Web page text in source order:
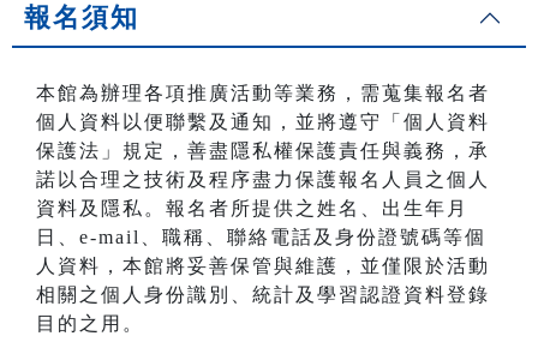
報名須知
本館為辦理各項推廣活動等業務，需蒐集報名者
個人資料以便聯繫及通知，並將遵守「個人資料
保護法」規定，善盡隱私權保護責任與義務，承
諾以合理之技術及程序盡力保護報名人員之個人
資料及隱私。報名者所提供之姓名、出生年月
日、e-mail、職稱、聯絡電話及身份證號碼等個
人資料，本館將妥善保管與維護，並僅限於活動
相關之個人身份識別、統計及學習認證資料登錄
目的之用。